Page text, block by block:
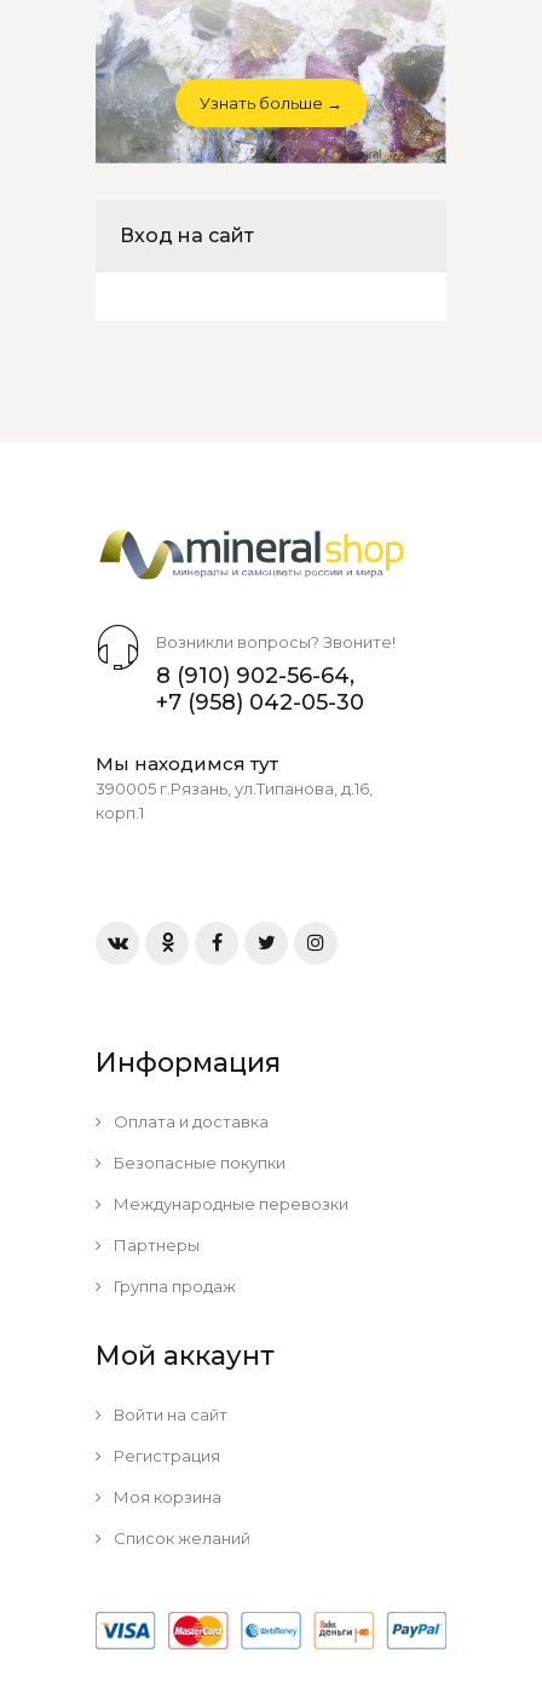
Узнать больше →
Вход на сайт
Возникли вопросы? Звоните!
8 (910) 902-56-64,
+7 (958) 042-05-30
Мы находимся тут
390005 г.Рязань, ул.Типанова, д.16,
корп.1
Информация
Оплата и доставка
Безопасные покупки
Международные перевозки
Партнеры
Группа продаж
Мой аккаунт
Войти на сайт
Регистрация
Моя корзина
Список желаний